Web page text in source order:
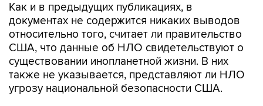
Как и в предыдущих публикациях, в
документах не содержится никаких выводов
относительно того, считает ли правительство
США, что данные об НЛО свидетельствуют о
существовании инопланетной жизни. В них
также не указывается, представляют ли НЛО
угрозу национальной безопасности США.